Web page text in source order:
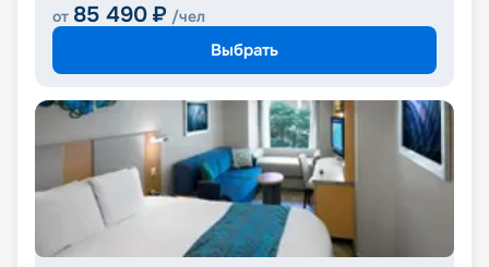
от 85 490 ₽ /чел
Выбрать